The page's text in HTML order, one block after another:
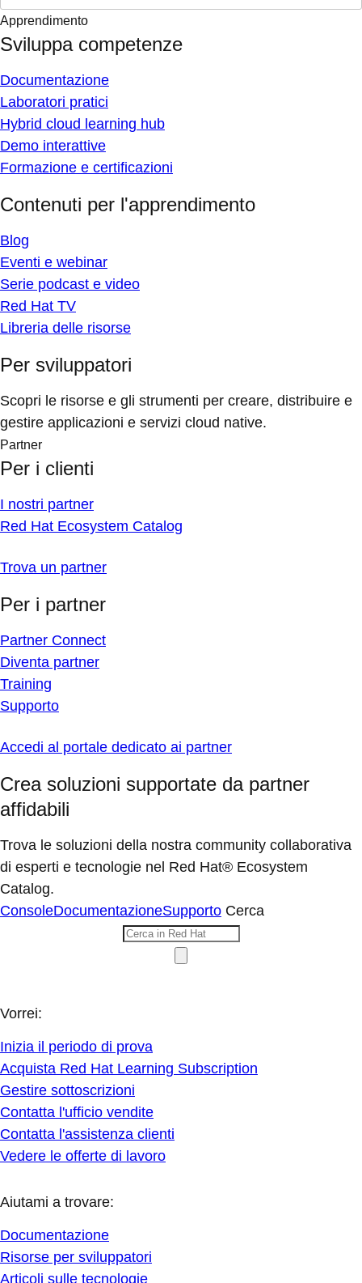
Apprendimento
Sviluppa competenze
Documentazione
Laboratori pratici
Hybrid cloud learning hub
Demo interattive
Formazione e certificazioni
Contenuti per l'apprendimento
Blog
Eventi e webinar
Serie podcast e video
Red Hat TV
Libreria delle risorse
Per sviluppatori
Scopri le risorse e gli strumenti per creare, distribuire e
gestire applicazioni e servizi cloud native.
Partner
Per i clienti
I nostri partner
Red Hat Ecosystem Catalog
Trova un partner
Per i partner
Partner Connect
Diventa partner
Training
Supporto
Accedi al portale dedicato ai partner
Crea soluzioni supportate da partner
affidabili
Trova le soluzioni della nostra community collaborativa
di esperti e tecnologie nel Red Hat® Ecosystem
Catalog.
ConsoleDocumentazioneSupporto Cerca
Vorrei:
Inizia il periodo di prova
Acquista Red Hat Learning Subscription
Gestire sottoscrizioni
Contatta l'ufficio vendite
Contatta l'assistenza clienti
Vedere le offerte di lavoro
Aiutami a trovare:
Documentazione
Risorse per sviluppatori
Articoli sulle tecnologie